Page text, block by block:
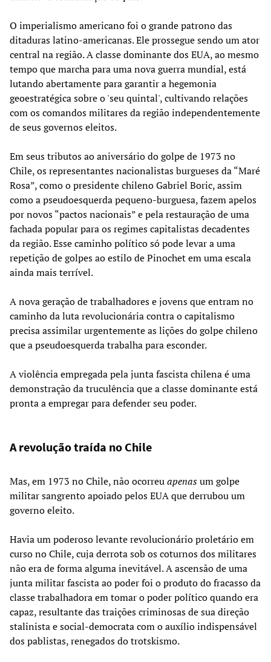
O imperialismo americano foi o grande patrono das
ditaduras latino-americanas. Ele prossegue sendo um ator
central na região. A classe dominante dos EUA, ao mesmo
tempo que marcha para uma nova guerra mundial, está
lutando abertamente para garantir a hegemonia
geoestratégica sobre o 'seu quintal', cultivando relações
com os comandos militares da região independentemente
de seus governos eleitos.
Em seus tributos ao aniversário do golpe de 1973 no
Chile, os representantes nacionalistas burgueses da “Maré
Rosa”, como o presidente chileno Gabriel Boric, assim
como a pseudoesquerda pequeno-burguesa, fazem apelos
por novos “pactos nacionais” e pela restauração de uma
fachada popular para os regimes capitalistas decadentes
da região. Esse caminho político só pode levar a uma
repetição de golpes ao estilo de Pinochet em uma escala
ainda mais terrível.
A nova geração de trabalhadores e jovens que entram no
caminho da luta revolucionária contra o capitalismo
precisa assimilar urgentemente as lições do golpe chileno
que a pseudoesquerda trabalha para esconder.
A violência empregada pela junta fascista chilena é uma
demonstração da truculência que a classe dominante está
pronta a empregar para defender seu poder.
A revolução traída no Chile
Mas, em 1973 no Chile, não ocorreuapenasum golpe
militar sangrento apoiado pelos EUA que derrubou um
governo eleito.
Havia um poderoso levante revolucionário proletário em
curso no Chile, cuja derrota sob os coturnos dos militares
não era de forma alguma inevitável. A ascensão de uma
junta militar fascista ao poder foi o produto do fracasso da
classe trabalhadora em tomar o poder político quando era
capaz, resultante das traições criminosas de sua direção
stalinista e social-democrata com o auxílio indispensável
dos pablistas, renegados do trotskismo.